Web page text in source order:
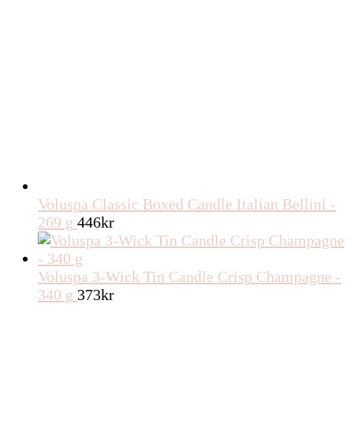
Voluspa Classic Boxed Candle Italian Bellini -
269 g 446kr
Voluspa 3-Wick Tin Candle Crisp Champagne -
340 g 373kr